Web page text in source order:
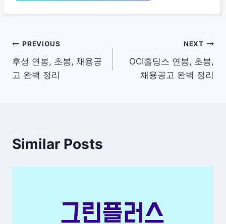
글
탐
PREVIOUS
후성 연봉, 초봉, 채용공
고 완벽 정리
NEXT
OCI홀딩스 연봉, 초봉,
채용공고 완벽 정리
Similar Posts